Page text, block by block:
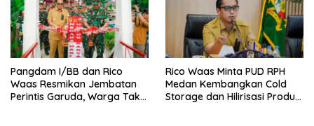
Pangdam I/BB dan Rico
Waas Resmikan Jembatan
Perintis Garuda, Warga Tak
Rico Waas Minta PUD RPH
Medan Kembangkan Cold
Storage dan Hilirisasi Produk